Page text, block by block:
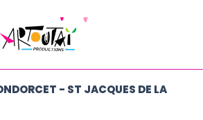
- ST JACQUES DE LA